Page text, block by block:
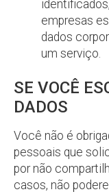
empresas
dados
um serviço.
SE VOCÊ
DADOS
Você não é
pessoais que
por não
casos, não